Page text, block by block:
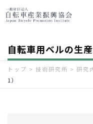
自転車用ベルの生
トップ > 技術研究所 > 研究
1）